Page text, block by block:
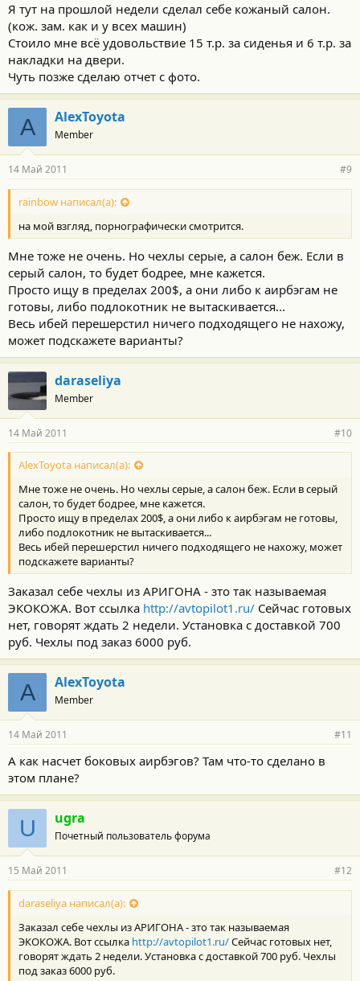
Я тут на прошлой недели сделал себе кожаный салон.
(кож. зам. как и у всех машин)
Стоило мне всё удовольствие 15 т.р. за сиденья и 6 т.р. за
накладки на двери.
Чуть позже сделаю отчет с фото.
A AlexToyota
Member
14 Май 2011 #9
rainbow написал(а):
на мой взгляд, порнографически смотрится.
Мне тоже не очень. Но чехлы серые, а салон беж. Если в
серый салон, то будет бодрее, мне кажется.
Просто ищу в пределах 200$, а они либо к аирбэгам не
готовы, либо подлокотник не вытаскивается...
Весь ибей перешерстил ничего подходящего не нахожу,
может подскажете варианты?
daraseliya
Member
14 Май 2011 #10
AlexToyota написал(а):
Мне тоже не очень. Но чехлы серые, а салон беж. Если в серый
салон, то будет бодрее, мне кажется.
Просто ищу в пределах 200$, а они либо к аирбэгам не готовы,
либо подлокотник не вытаскивается...
Весь ибей перешерстил ничего подходящего не нахожу, может
подскажете варианты?
Заказал себе чехлы из АРИГОНА - зто так называемая
ЭКОКОЖА. Вот ссылка http://avtopilot1.ru/ Сейчас готовых
нет, говорят ждать 2 недели. Установка с доставкой 700
руб. Чехлы под заказ 6000 руб.
A AlexToyota
Member
14 Май 2011 #11
А как насчет боковых аирбэгов? Там что-то сделано в
этом плане?
U ugra
Почетный пользователь форума
15 Май 2011 #12
daraseliya написал(а):
Заказал себе чехлы из АРИГОНА - зто так называемая
ЭКОКОЖА. Вот ссылка http://avtopilot1.ru/Сейчас готовых нет,
говорят ждать 2 недели. Установка с доставкой 700 руб. Чехлы
под заказ 6000 руб.